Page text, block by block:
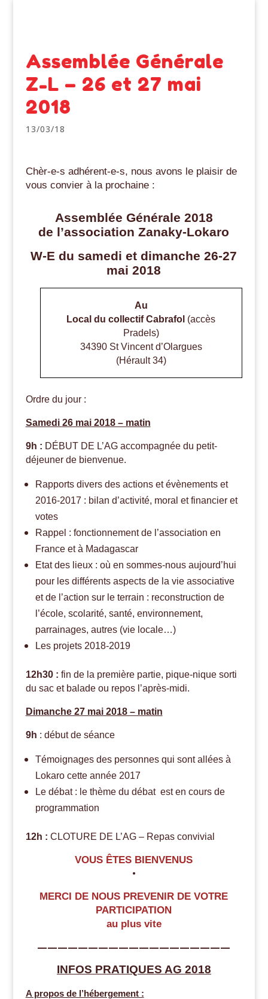
Assemblée Générale
Z-L – 26 et 27 mai
2018
13/03/18
Chèr-e-s adhérent-e-s, nous avons le plaisir de
vous convier à la prochaine :
Assemblée Générale 2018
de l’association Zanaky-Lokaro
W-E du samedi et dimanche 26-27
mai 2018
Au
Local du collectif Cabrafol (accès
Pradels)
34390 St Vincent d’Olargues
(Hérault 34)
Ordre du jour :
Samedi 26mai2018 – matin
9h : DÉBUT DE L’AG accompagnée du petit-
déjeuner de bienvenue.
Rapports divers des actions et évènements et
2016-2017 : bilan d’activité, moral et financier et
votes
Rappel : fonctionnement de l’association en
France et à Madagascar
Etat des lieux : où en sommes-nous aujourd’hui
pour les différents aspects de la vie associative
et de l’action sur le terrain : reconstruction de
l’école, scolarité, santé, environnement,
parrainages, autres (vie locale…)
Les projets 2018-2019
12h30 : fin de la première partie, pique-nique sorti
du sac et balade ou repos l’après-midi.
Dimanche 27 mai 2018 – matin
9h : début de séance
Témoignages des personnes qui sont allées à
Lokaro cette année 2017
Le débat : le thème du débat est en cours de
programmation
12h : CLOTURE DE L’AG – Repas convivial
VOUS ÊTES BIENVENUS
•
MERCI DE NOUS PREVENIR DE VOTRE
PARTICIPATION
au plus vite
———————————————————
INFOS PRATIQUES AG 2018
A propos de l’hébergement :